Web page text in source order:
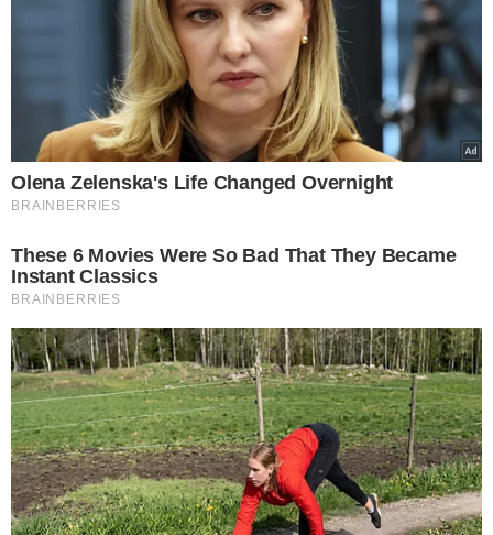
TÓPICOS
ALEXANDRE DE MORAES TRAMA GOLPISTA
STF
ABIN
ALEXANDRE RAMAGEM
VER COMENTÁRIOS